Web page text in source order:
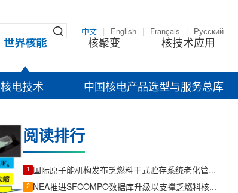
中文 English Français Русский
世界核能 核聚变 核技术应用
核电技术 中国核电产品选型与服务总库
阅读排行
1 国际原子能机构发布乏燃料干式贮存系统老化管理报告
2 NEA推进SFCOMPO数据库升级以支撑乏燃料核素库存与衰变热验证